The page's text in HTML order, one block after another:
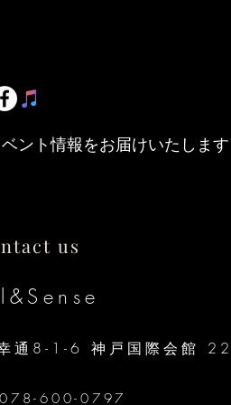
ント情報をお届けいたします
us
通8-1-6 神戸国際会館
600-0797